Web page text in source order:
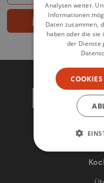
jetzt abonnieren
Analysen weiter.
Informationen
Daten zusammen,
haben oder die sie
der Dienste